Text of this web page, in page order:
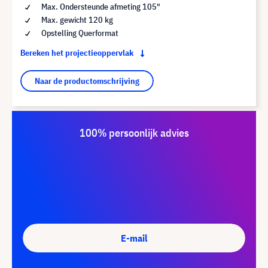
Max. Ondersteunde afmeting 105"
Max. gewicht 120 kg
Opstelling Querformat
Bereken het projectieoppervlak
Naar de productomschrijving
100% persoonlijk advies
E-mail